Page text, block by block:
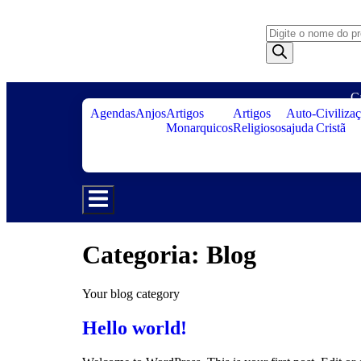
AgendasAnjosArtigos
Monarquicos
Artigos
Religiosos
Auto-
ajuda Cristã
Menu de alternância de hambúrguer
Categoria: Blog
Your blog category
Hello world!